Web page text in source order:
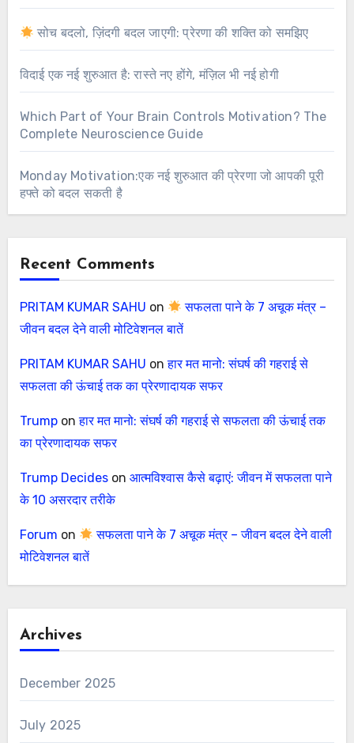
सोच बदलो, ज़िंदगी बदल जाएगी: प्रेरणा की शक्ति को समझिए
विदाई एक नई शुरुआत है: रास्ते नए होंगे, मंज़िल भी नई होगी
Which Part of Your Brain Controls Motivation? The
Complete Neuroscience Guide
Monday Motivation:एक नई शुरुआत की प्रेरणा जो आपकी पूरी
हफ्ते को बदल सकती है
Recent Comments
PRITAM KUMAR SAHU on
सफलता पाने के 7 अचूक मंत्र –
जीवन बदल देने वाली मोटिवेशनल बातें
PRITAM KUMAR SAHU onहार मत मानो: संघर्ष की गहराई से
सफलता की ऊंचाई तक का प्रेरणादायक सफर
Trumponहार मत मानो: संघर्ष की गहराई से सफलता की ऊंचाई तक
का प्रेरणादायक सफर
Trump Decideson आत्मविश्वास कैसे बढ़ाएं: जीवन में सफलता पाने
के 10 असरदार तरीके
Forum on
सफलता पाने के 7 अचूक मंत्र – जीवन बदल देने वाली
मोटिवेशनल बातें
Archives
December 2025
July 2025